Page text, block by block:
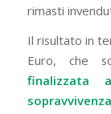
rimasti
Il risultato in
Euro, che
finalizzata